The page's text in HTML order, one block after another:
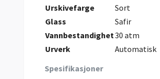
Spesifikasjoner
Urskivefarge
Sort
Glass
Safir
Vannbestandighet30 atm
Urverk
Automatisk